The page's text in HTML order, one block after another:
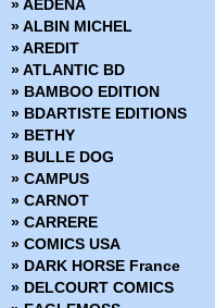
› Capitaine America - 46
› Capitaine America - 47
› Capitaine America - 48
› Capitaine America - 49
› Capitaine America - 50
› Capitaine America - 51
› Capitaine America - 52
› Capitaine America - 53
› Capitaine America - 54
› Capitaine America - 55
Capitaine America - 56
› Capitaine America - 57
› Capitaine America - 58
› Capitaine America - 59
» Shang Shi - Maître de
» Star Wars Trois-dans-un
» Superman
» Trois-dans-un Flash
» Wonder Woman
» AEDENA
» ALBIN MICHEL
» AREDIT
» ATLANTIC BD
» BAMBOO EDITION
» BDARTISTE EDITIONS
» BETHY
» BULLE DOG
» CAMPUS
» CARNOT
» CARRERE
» COMICS USA
» DARK HORSE France
» DELCOURT COMICS